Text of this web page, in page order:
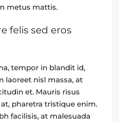
metus mattis.
felis sed eros
tempor in blandit id,
laoreet nisl massa, at
et. Mauris risus
pharetra tristique enim.
facilisis, at malesuada